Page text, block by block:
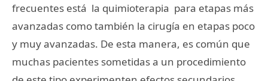
frecuentes está la quimioterapia para etapas más
avanzadas como también la cirugía en etapas poco
y muy avanzadas. De esta manera, es común que
muchas pacientes sometidas a un procedimiento